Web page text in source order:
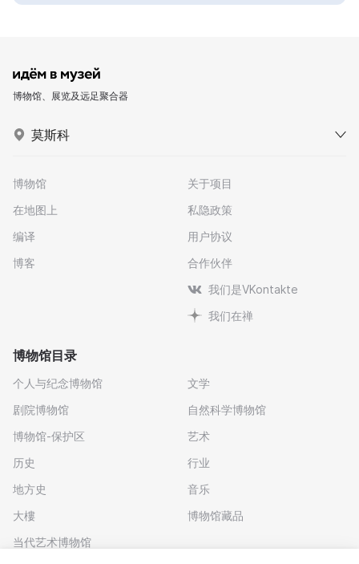
博物馆、展览及远足聚合器
莫斯科
博物馆
在地图上
编译
博客
关于项目
私隐政策
用户协议
合作伙伴
我们是VKontakte
我们在禅
博物馆目录
个人与纪念博物馆
剧院博物馆
博物馆-保护区
历史
地方史
大樓
当代艺术博物馆
文学
自然科学博物馆
艺术
行业
音乐
博物馆藏品